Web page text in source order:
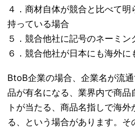
４．商材自体が競合と比べて明
持っている場合
５．競合他社に記号のネーミン
６．競合他社が日本にも海外に
BtoB企業の場合、企業名が流
品が有名になる、業界内で商品
トが当たる、商品名指しで海
る、という場合があります。そ